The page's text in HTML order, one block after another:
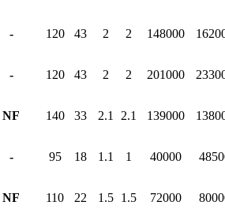
- 120 43 2 2 148000
- 120 43 2 2 201000
NF 140 33 2.1 2.1 139000
- 95 18 1.1 1 40000
NF 110 22 1.5 1.5 72000